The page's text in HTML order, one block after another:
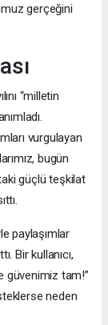
gerçeğini
“milletin
vurgulayan
bugün
güçlü teşkilat
paylaşımlar
Bir kullanıcı,
güvenimiz tam!”
neden